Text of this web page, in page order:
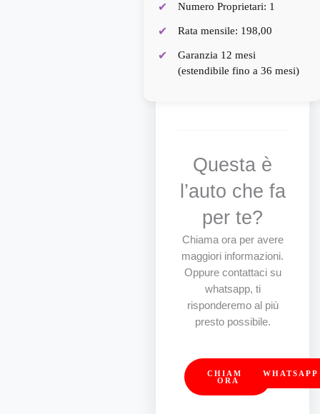
Numero Proprietari: 1
Rata mensile: 198,00
Garanzia 12 mesi
(estendibile fino a 36 mesi)
Questa è
l’auto che fa
per te?
Chiama ora per avere
maggiori informazioni.
Oppure contattaci su
whatsapp, ti
risponderemo al più
presto possibile.
CHIAMA
ORA
WHATSAPP